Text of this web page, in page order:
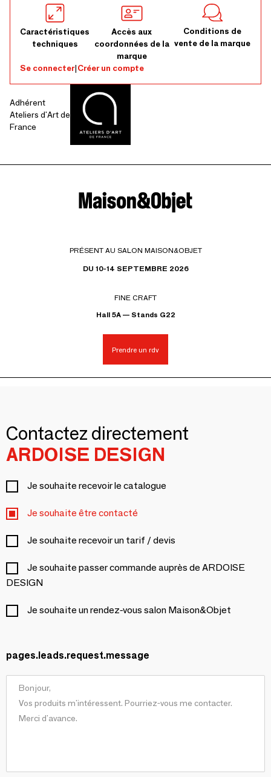
Caractéristiques
techniques
Accès aux
coordonnées de la
marque
Conditions de
vente de la marque
Se connecter|Créer un compte
Adhérent
Ateliers d'Art de
France
PRÉSENT AU SALON MAISON&OBJET
DU 10-14 SEPTEMBRE 2026
FINE CRAFT
Hall 5A — Stands G22
Prendre un rdv
Contactez directement
ARDOISE DESIGN
Je souhaite recevoir le catalogue
Je souhaite être contacté
Je souhaite recevoir un tarif / devis
Je souhaite passer commande auprès de ARDOISE
DESIGN
Je souhaite un rendez-vous salon Maison&Objet
pages.leads.request.message